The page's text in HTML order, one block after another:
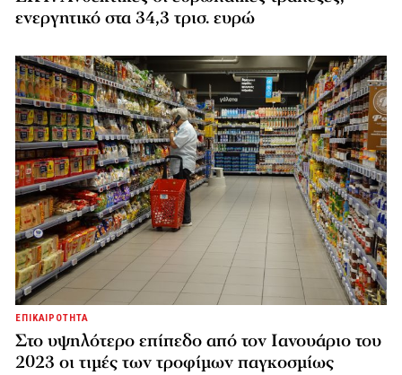
ενεργητικό στα 34,3 τρισ. ευρώ
ΕΠΙΚΑΙΡΟΤΗΤΑ
Στο υψηλότερο επίπεδο από τον Ιανουάριο του
2023 οι τιμές των τροφίμων παγκοσμίως